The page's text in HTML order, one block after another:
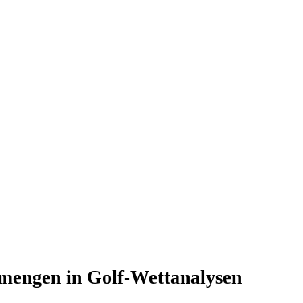
in Golf-Wettanalysen